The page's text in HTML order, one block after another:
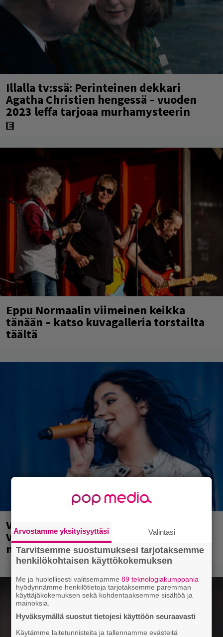
Illalla tv:ssä: Perinteinen dekkari
Agatha Christien hengessä – vuoden
2023 leffa tarjoaa murhamysteerin
Eppu Normaalin viimeinen keikka
tänään – katso kuvagalleria torstailta
täältä
Valtava Yle 100 vuotta -tapahtuma
Veikkaus Arenalla syyskuussa – muista
myös metalliklassikot-konsertti
Arvostamme yksityisyyttäsi Valintasi
Tarvitsemme suostumuksesi tarjotaksemme
henkilökohtaisen käyttökokemuksen
Me ja huolellisesti valitsemamme89 teknologiakumppania
hyödynnämme henkilötietoja tarjotaksemme paremman
käyttäjäkokemuksen sekä kohdentaaksemme sisältöä ja
mainoksia.
Hyväksymällä suostut tietojesi käyttöön seuraavasti
Käytämme laitetunnisteita ja tallennamme evästeitä